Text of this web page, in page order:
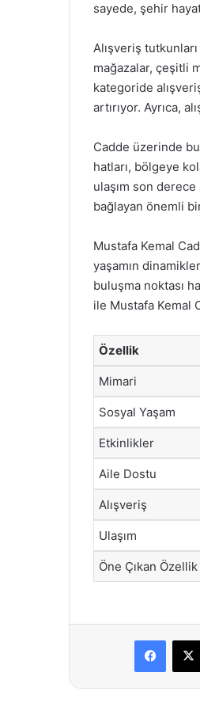
sayede, şehir
Alışveriş
mağazalar, çeşitli
kategoride
artırıyor. Ayrıca,
Cadde üzerinde
hatları, bölgeye
ulaşım son
bağlayan önemli
Mustafa Kemal
yaşamın
buluşma noktası
ile Mustafa Kemal
Özellik
Mimari
Sosyal Yaşam
Etkinlikler
Aile Dostu
Alışveriş
Ulaşım
Öne Çıkan Özellik